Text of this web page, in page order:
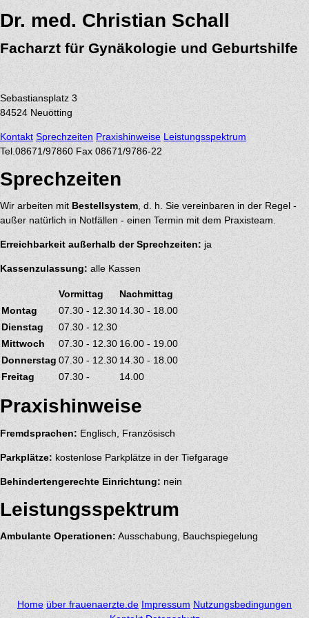
Dr. med. Christian Schall
Facharzt für Gynäkologie und Geburtshilfe
Sebastiansplatz 3
84524 Neuötting
Kontakt Sprechzeiten Praxishinweise Leistungsspektrum
Tel. 08671/97860 Fax 08671/9786-22
Sprechzeiten
Wir arbeiten mit Bestellsystem, d. h. Sie vereinbaren in der Regel -
außer natürlich in Notfällen - einen Termin mit dem Praxisteam.
Erreichbarkeit außerhalb der Sprechzeiten: ja
Kassenzulassung: alle Kassen
Vormittag
Nachmittag
Montag
07.30 - 12.30 14.30 - 18.00
Dienstag
07.30 - 12.30
Mittwoch
07.30 - 12.30 16.00 - 19.00
Donnerstag 07.30 - 12.30 14.30 - 18.00
Freitag
07.30 - 14.00
Praxishinweise
Fremdsprachen: Englisch, Französisch
Parkplätze: kostenlose Parkplätze in der Tiefgarage
Behindertengerechte Einrichtung: nein
Leistungsspektrum
Ambulante Operationen: Ausschabung, Bauchspiegelung
Home über frauenaerzte.de Impressum Nutzungsbedingungen